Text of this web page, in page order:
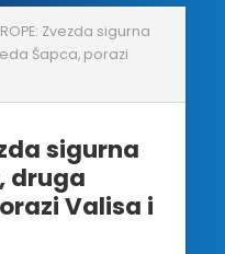
Zvezda sigurna
Šapca, porazi
sigurna
druga
Valisa i